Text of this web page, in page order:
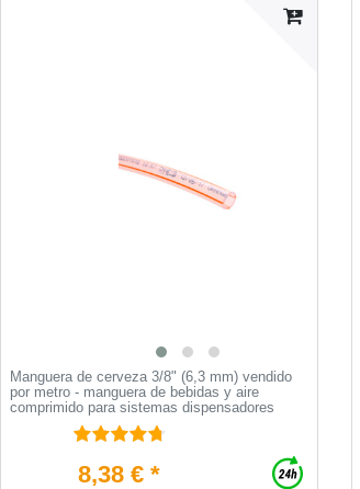
Manguera de cerveza 3/8" (6,3 mm) vendido
por metro - manguera de bebidas y aire
comprimido para sistemas dispensadores
8,38 € *